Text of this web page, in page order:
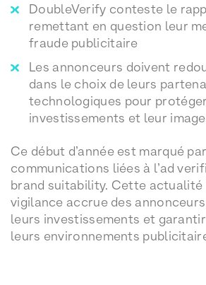
DoubleVerify conteste le
remettant en question leur
fraude publicitaire
Les annonceurs doivent
dans le choix de leurs
technologiques pour
investissements et leur
Ce début d’année est marqué
communications liées à l’ad
brand suitability. Cette actualité
vigilance accrue des
leurs investissements et
leurs environnements